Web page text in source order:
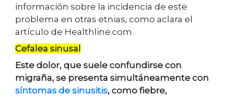
información sobre la incidencia de este
problema en otras etnias, como aclara el
artículo de Healthline.com.
Cefalea sinusal
Este dolor, que suele confundirse con
migraña, se presenta simultáneamente con
síntomas de sinusitis, como fiebre,